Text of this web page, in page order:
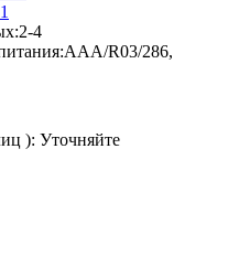
2-4
AAA/R03/286,
): Уточняйте